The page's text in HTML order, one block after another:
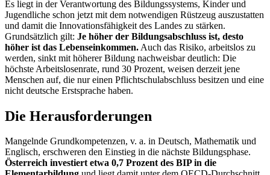
Es liegt in der Verantwortung des Bildungssystems, Kinder und
Jugendliche schon jetzt mit dem notwendigen Rüstzeug auszustatten
und damit die Innovationsfähigkeit des Landes zu stärken.
Grundsätzlich gilt: Je höher der Bildungsabschluss ist, desto
höher ist das Lebenseinkommen. Auch das Risiko, arbeitslos zu
werden, sinkt mit höherer Bildung nachweisbar deutlich: Die
höchste Arbeitslosenrate, rund 30 Prozent, weisen derzeit jene
Menschen auf, die nur einen Pflichtschulabschluss besitzen und eine
nicht deutsche Erstsprache haben.
Die Herausforderungen
Mangelnde Grundkompetenzen, v. a. in Deutsch, Mathematik und
Englisch, erschweren den Einstieg in die nächste Bildungsphase.
Österreich investiert etwa 0,7 Prozent des BIP in die